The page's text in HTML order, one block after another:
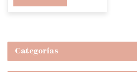
para músculos
Categorías